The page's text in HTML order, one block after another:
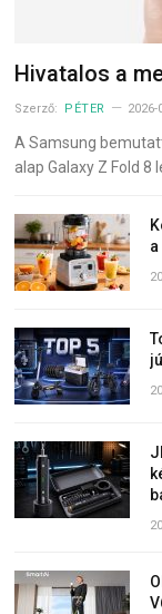
Hivatalos a
Szerző: PÉTER 2026-
A Samsung
alap Galaxy Z Fold 8